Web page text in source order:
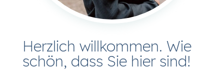
Herzlich willkommen. Wie
schön, dass Sie hier sind!